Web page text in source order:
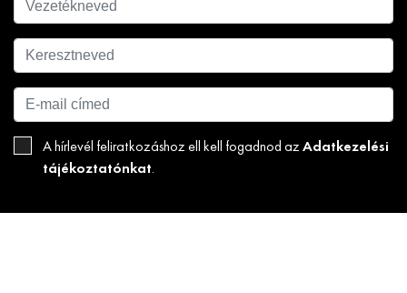
A hírlevél feliratkozáshoz ell kell fogadnod az Adatkezelési
tájékoztatónkat.